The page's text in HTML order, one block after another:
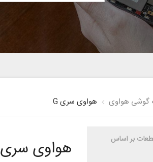
گوشی هواوی هواوی سری G
بر اساس
هواوی سری G